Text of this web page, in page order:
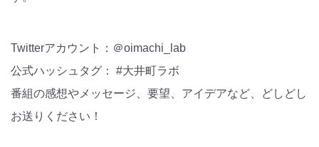
Twitterアカウント：＠oimachi_lab
公式ハッシュタグ： #大井町ラボ
番組の感想やメッセージ、要望、アイデアなど、どしどし
お送りください！